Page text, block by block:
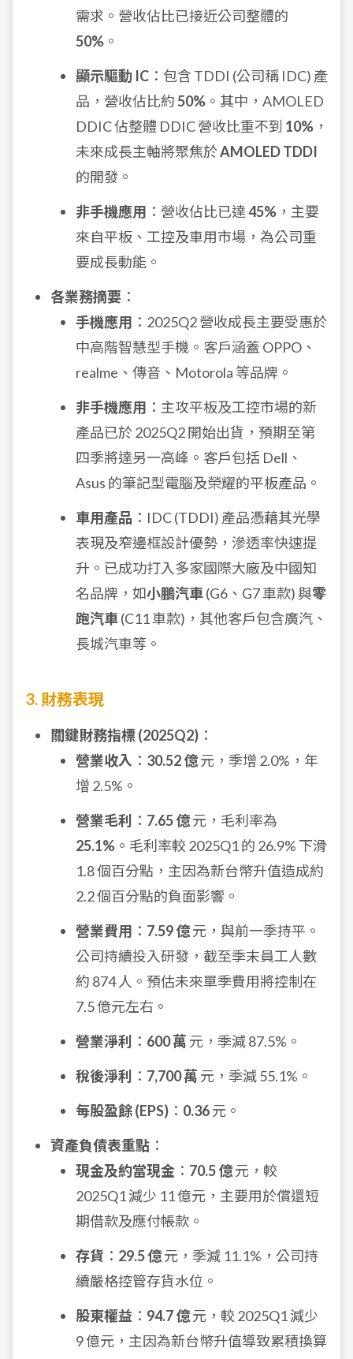
需求。營收佔比已接近公司整體的
50% 。
顯示驅動 IC ：包含 TDDI (公司稱 IDC) 產
品，營收佔比約50% 。其中，AMOLED
DDIC 佔整體 DDIC 營收比重不到 10% ，
未來成長主軸將聚焦於AMOLED TDDI
的開發。
非手機應用 ：營收佔比已達45% ，主要
來自平板、工控及車用市場，為公司重
要成長動能。
各業務摘要 ：
手機應用 ：2025Q2 營收成長主要受惠於
中高階智慧型手機。客戶涵蓋 OPPO、
realme、傳音、Motorola 等品牌。
非手機應用 ：主攻平板及工控市場的新
產品已於 2025Q2 開始出貨，預期至第
四季將達另一高峰。客戶包括 Dell、
Asus 的筆記型電腦及榮耀的平板產品。
車用產品 ：IDC (TDDI) 產品憑藉其光學
表現及窄邊框設計優勢，滲透率快速提
升。已成功打入多家國際大廠及中國知
名品牌，如小鵬汽車(G6、G7 車款) 與零
跑汽車(C11 車款)，其他客戶包含廣汽、
長城汽車等。
3. 財務表現
關鍵財務指標 (2025Q2) ：
營業收入 ： 30.52 億元，季增 2.0%，年
增 2.5%。
營業毛利
： 7.65 億元，毛利率為
25.1% 。毛利率較 2025Q1 的 26.9% 下滑
1.8 個百分點，主因為新台幣升值造成約
2.2 個百分點的負面影響。
營業費用 ： 7.59 億元，與前一季持平。
公司持續投入研發，截至季末員工人數
約 874 人。預估未來單季費用將控制在
7.5 億元左右。
營業淨利
： 600 萬 元，季減 87.5%。
稅後淨利
： 7,700 萬 元，季減 55.1%。
每股盈餘 (EPS) ： 0.36元。
資產負債表重點 ：
現金及約當現金 ： 70.5 億元，較
2025Q1 減少 11 億元，主要用於償還短
期借款及應付帳款。
存貨 ： 29.5 億元，季減 11.1%，公司持
續嚴格控管存貨水位。
股東權益 ： 94.7 億元，較 2025Q1 減少
9 億元，主因為新台幣升值導致累積換算